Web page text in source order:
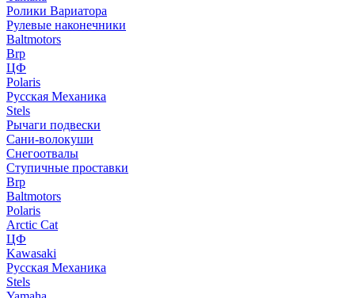
Ролики Вариатора
Рулевые наконечники
Baltmotors
Brp
ЦФ
Polaris
Русская Механика
Stels
Рычаги подвески
Сани-волокуши
Снегоотвалы
Ступичные проставки
Brp
Baltmotors
Polaris
Arctic Cat
ЦФ
Kawasaki
Русская Механика
Stels